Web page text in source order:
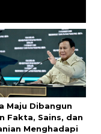
Maju Dibangun
Fakta, Sains, dan
Menghadapi